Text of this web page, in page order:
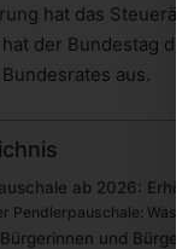
hat das
der Bundestag
aus.
ab 2026:
Pendlerpauschale: Was
und Bürger